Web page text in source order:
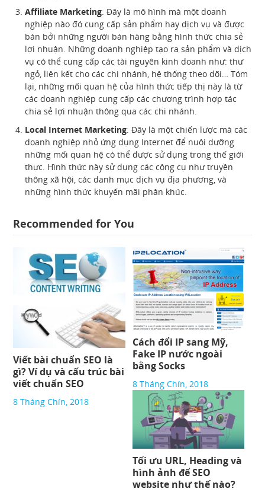
Affiliate Marketing: Đây là mô hình mà một doanh
nghiệp nào đó cung cấp sản phẩm hay dịch vụ và được
bán bởi những người bán hàng bằng hình thức chia sẻ
lợi nhuận. Những doanh nghiệp tạo ra sản phẩm và dịch
vụ có thể cung cấp các tài nguyên kinh doanh như: thư
ngỏ, liên kết cho các chi nhánh, hệ thống theo dõi… Tóm
lại, những mối quan hệ của hình thức tiếp thị này là từ
các doanh nghiệp cung cấp các chương trình hợp tác
chia sẻ lợi nhuận thông qua các chi nhánh.
Local Internet Marketing: Đây là một chiến lược mà các
doanh nghiệp nhỏ ứng dụng Internet để nuôi dưỡng
những mối quan hệ có thể được sử dụng trong thế giới
thực. Hình thức này sử dụng các công cụ như truyền
thông xã hội, các danh mục dịch vụ địa phương, và
những hình thức khuyến mãi phân khúc.
Recommended for You
Viết bài chuẩn SEO là
gì? Ví dụ và cấu trúc bài
viết chuẩn SEO
8 Tháng Chín, 2018
Cách đổi IP sang Mỹ,
Fake IP nước ngoài
bằng Socks
8 Tháng Chín, 2018
Tối ưu URL, Heading và
hình ảnh để SEO
website như thế nào?